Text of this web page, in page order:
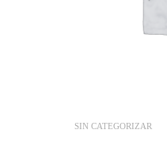
SIN CATEGORIZAR